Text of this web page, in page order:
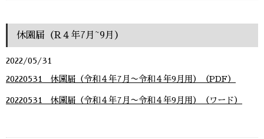
休園届（R４年7月~9月）
2022/05/31
20220531 休園届（令和４年7月〜令和４年9月用）（PDF）
20220531 休園届（令和４年7月〜令和４年9月用）（ワード）